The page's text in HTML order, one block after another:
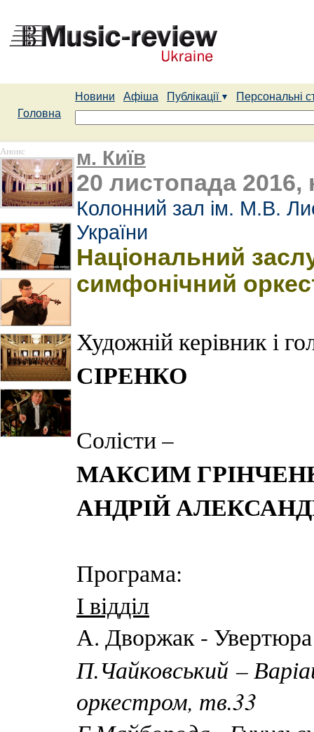
Новини Афіша Публікації
Персональні
Головна
Анонс м. Київ
20 листопада 2016,
Колонний зал ім. М.В.
України
Національний
симфонічний
Художній керівник і
СІРЕНКО
Солісти –
МАКСИМ
АНДРІЙ
Програма:
І відділ
А. Дворжак -
П.Чайковський –
оркестром, тв.33